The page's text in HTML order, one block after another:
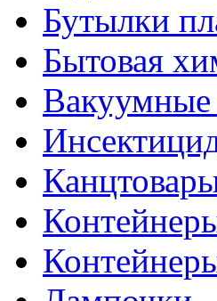
Бутылки
Бытовая
Вакуумные